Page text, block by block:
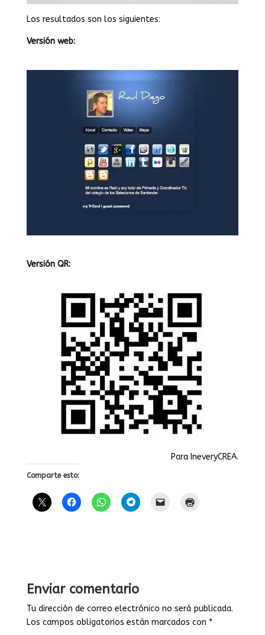
Los resultados son los siguientes:
Versión web:
Versión QR:
Para IneveryCREA.
Comparte esto:
Enviar comentario
Tu dirección de correo electrónico no será publicada.
Los campos obligatorios están marcados con *